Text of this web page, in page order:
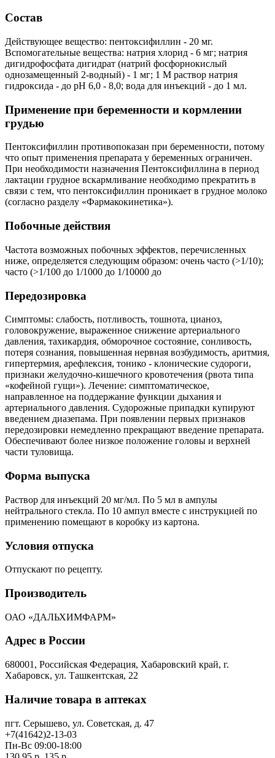
Состав
Действующее вещество: пентоксифиллин - 20 мг.
Вспомогательные вещества: натрия хлорид - 6 мг; натрия
дигидрофосфата дигидрат (натрий фосфорнокислый
однозамещенный 2-водный) - 1 мг; 1 М раствор натрия
гидроксида - до pH 6,0 - 8,0; вода для инъекций - до 1 мл.
Применение при беременности и кормлении
грудью
Пентоксифиллин противопоказан при беременности, потому
что опыт применения препарата у беременных ограничен.
При необходимости назначения Пентоксифиллина в период
лактации грудное вскармливание необходимо прекратить в
связи с тем, что пентоксифиллин проникает в грудное молоко
(согласно разделу «Фармакокинетика»).
Побочные действия
Частота возможных побочных эффектов, перечисленных
ниже, определяется следующим образом: очень часто (>1/10);
часто (>1/100 до 1/1000 до 1/10000 до
Передозировка
Симптомы: слабость, потливость, тошнота, цианоз,
головокружение, выраженное снижение артериального
давления, тахикардия, обморочное состояние, сонливость,
потеря сознания, повышенная нервная возбудимость, аритмия,
гипертермия, арефлексия, тонико - клонические судороги,
признаки желудочно-кишечного кровотечения (рвота типа
«кофейной гущи»). Лечение: симптоматическое,
направленное на поддержание функции дыхания и
артериального давления. Судорожные припадки купируют
введением диазепама. При появлении первых признаков
передозировки немедленно прекращают введение препарата.
Обеспечивают более низкое положение головы и верхней
части туловища.
Форма выпуска
Раствор для инъекций 20 мг/мл. По 5 мл в ампулы
нейтрального стекла. По 10 ампул вместе с инструкцией по
применению помещают в коробку из картона.
Условия отпуска
Отпускают по рецепту.
Производитель
ОАО «ДАЛЬХИМФАРМ»
Адрес в России
680001, Российская Федерация, Хабаровский край, г.
Хабаровск, ул. Ташкентская, 22
Наличие товара в аптеках
пгт. Серышево, ул. Советская, д. 47
+7(41642)2-13-03
Пн-Вс 09:00-18:00